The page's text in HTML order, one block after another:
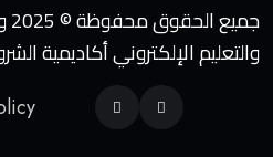
والتعليم الإلكتروني أكاديمية